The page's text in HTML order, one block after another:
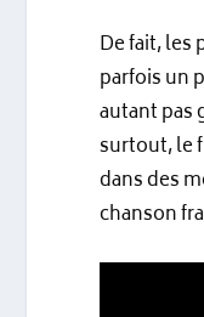
De fait, les
parfois un
autant pas
surtout, le
dans des
chanson